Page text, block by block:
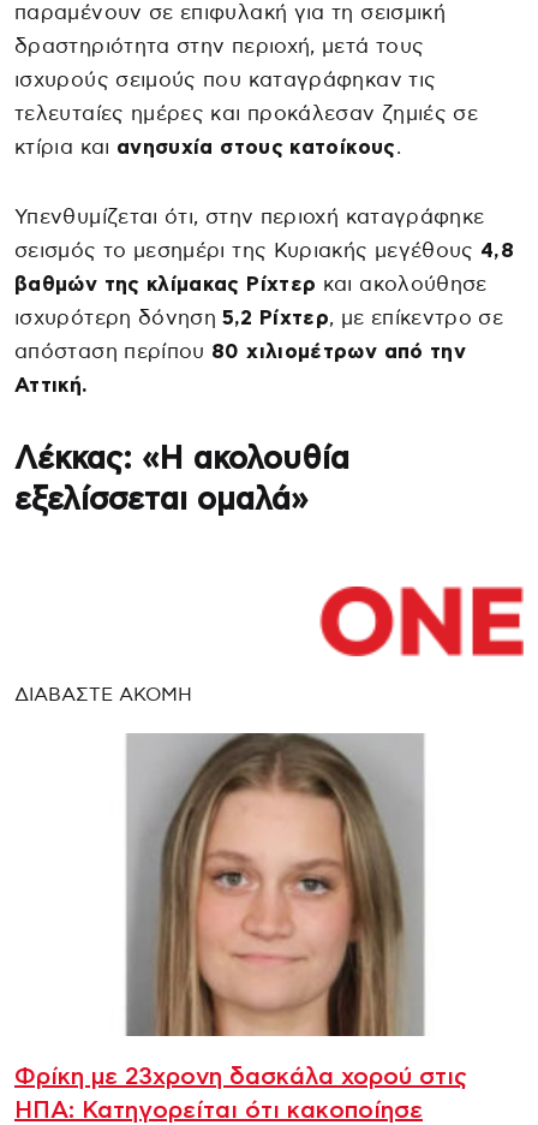
παραμένουν σε επιφυλακή για τη σεισμική
δραστηριότητα στην περιοχή, μετά τους
ισχυρούς σειμούς που καταγράφηκαν τις
τελευταίες ημέρες και προκάλεσαν ζημιές σε
κτίρια και ανησυχία στους κατοίκους.
Υπενθυμίζεται ότι, στην περιοχή καταγράφηκε
σεισμός το μεσημέρι της Κυριακής μεγέθους 4,8
βαθμών της κλίμακας Ρίχτερ και ακολούθησε
ισχυρότερη δόνηση5,2 Ρίχτερ, με επίκεντρο σε
απόσταση περίπου 80 χιλιομέτρων από την
Αττική.
Λέκκας: «Η ακολουθία
εξελίσσεται ομαλά»
ΔΙΑΒΑΣΤΕ ΑΚΟΜΗ
Φρίκη με 23χρονη δασκάλα χορού στις
ΗΠΑ: Κατηγορείται ότι κακοποίησε